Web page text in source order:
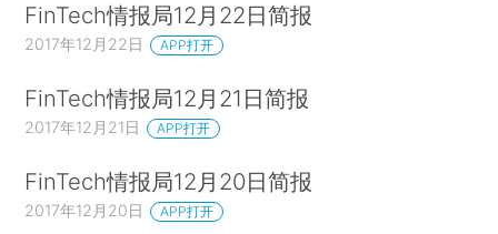
FinTech情报局12月22日简报
2017年12月22日 APP打开
FinTech情报局12月21日简报
2017年12月21日 APP打开
FinTech情报局12月20日简报
2017年12月20日 APP打开